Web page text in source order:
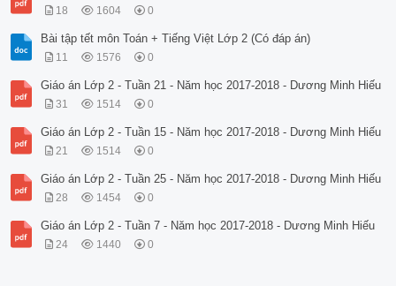
18 1604 0
Bài tập tết môn Toán + Tiếng Việt Lớp 2 (Có đáp án)
11 1576 0
Giáo án Lớp 2 - Tuần 21 - Năm học 2017-2018 - Dương Minh Hiếu
31 1514 0
Giáo án Lớp 2 - Tuần 15 - Năm học 2017-2018 - Dương Minh Hiếu
21 1514 0
Giáo án Lớp 2 - Tuần 25 - Năm học 2017-2018 - Dương Minh Hiếu
28 1454 0
Giáo án Lớp 2 - Tuần 7 - Năm học 2017-2018 - Dương Minh Hiếu
24 1440 0